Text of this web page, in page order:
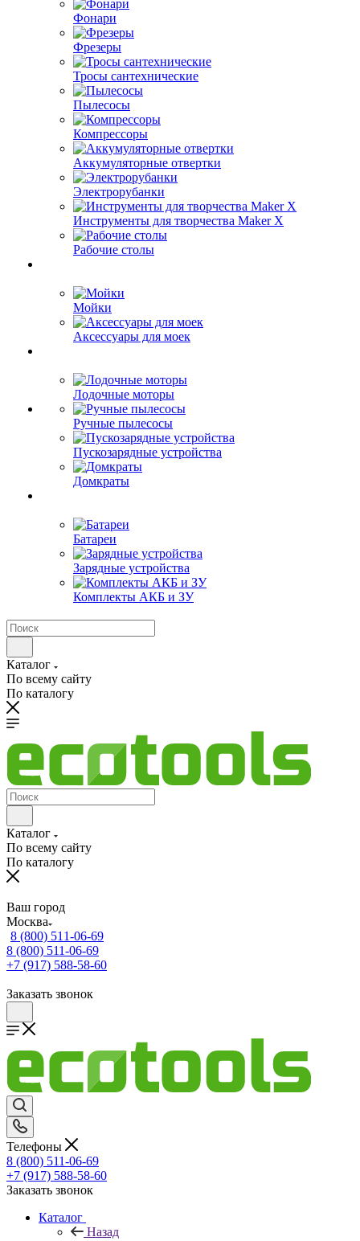
Фонари
Фрезеры
Тросы сантехнические
Пылесосы
Компрессоры
Аккумуляторные отвертки
Электрорубанки
Инструменты для творчества Maker X
Рабочие столы
Мойки
Аксессуары для моек
Лодочные моторы
Ручные пылесосы
Пускозарядные устройства
Домкраты
Батареи
Зарядные устройства
Комплекты АКБ и ЗУ
Каталог
По всему сайту
По каталогу
Каталог
По всему сайту
По каталогу
Ваш город
Москва
8 (800) 511-06-69
8 (800) 511-06-69
+7 (917) 588-58-60
Заказать звонок
Телефоны
8 (800) 511-06-69
+7 (917) 588-58-60
Заказать звонок
Каталог
Назад